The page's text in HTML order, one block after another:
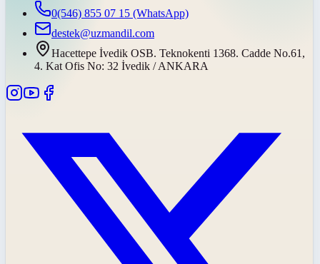
0(546) 855 07 15 (WhatsApp)
destek@uzmandil.com
Hacettepe İvedik OSB. Teknokenti 1368. Cadde No.61,
4. Kat Ofis No: 32 İvedik / ANKARA